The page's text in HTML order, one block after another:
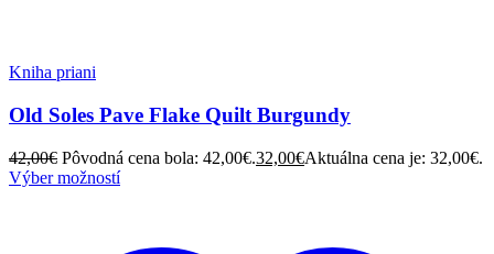
Kniha priani
Old Soles Pave Flake Quilt Burgundy
42,00€ Pôvodná cena bola: 42,00€.32,00€Aktuálna cena je: 32,00€.
Výber možností